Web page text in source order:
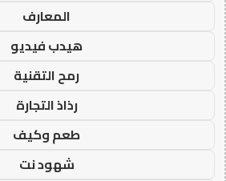
المعارف
هيدب فيديو
رمح التقنية
رذاذ التجارة
طعم وكيف
شهود نت